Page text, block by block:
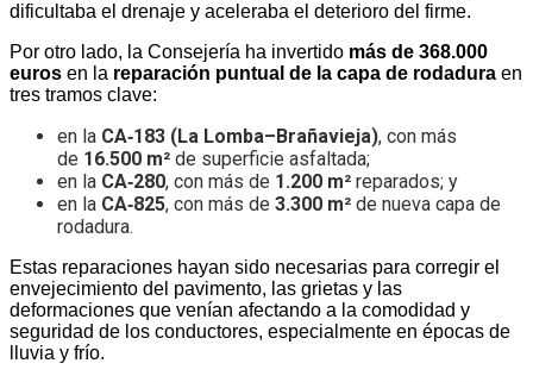
dificultaba el drenaje y aceleraba el deterioro del firme.
Por otro lado, la Consejería ha invertido más de 368.000
euros en la reparación puntual de la capa de rodadura en
tres tramos clave:
en la CA‑183 (La Lomba–Brañavieja), con más
de 16.500 m² de superficie asfaltada;
en la CA‑280, con más de 1.200 m² reparados; y
en la CA‑825, con más de 3.300 m² de nueva capa de
rodadura.
Estas reparaciones hayan sido necesarias para corregir el
envejecimiento del pavimento, las grietas y las
deformaciones que venían afectando a la comodidad y
seguridad de los conductores, especialmente en épocas de
lluvia y frío.